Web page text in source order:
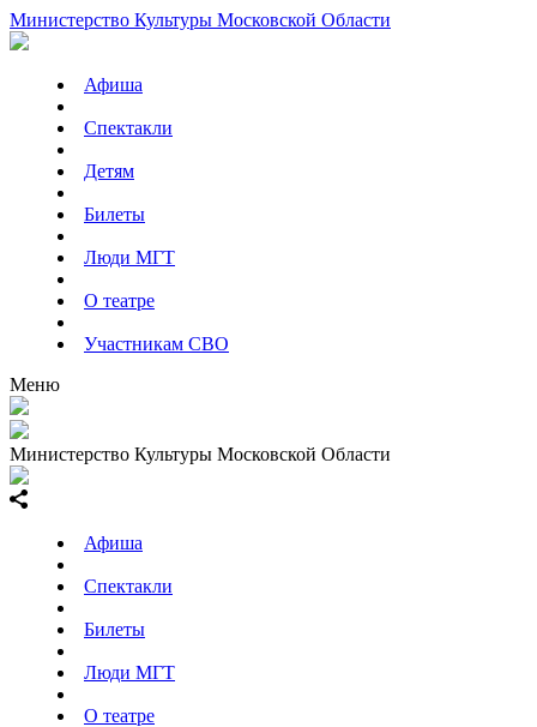
Министерство Культуры Московской Области
Афиша
Спектакли
Детям
Билеты
Люди МГТ
О театре
Участникам СВО
Меню
Министерство Культуры Московской Области
Афиша
Спектакли
Билеты
Люди МГТ
О театре